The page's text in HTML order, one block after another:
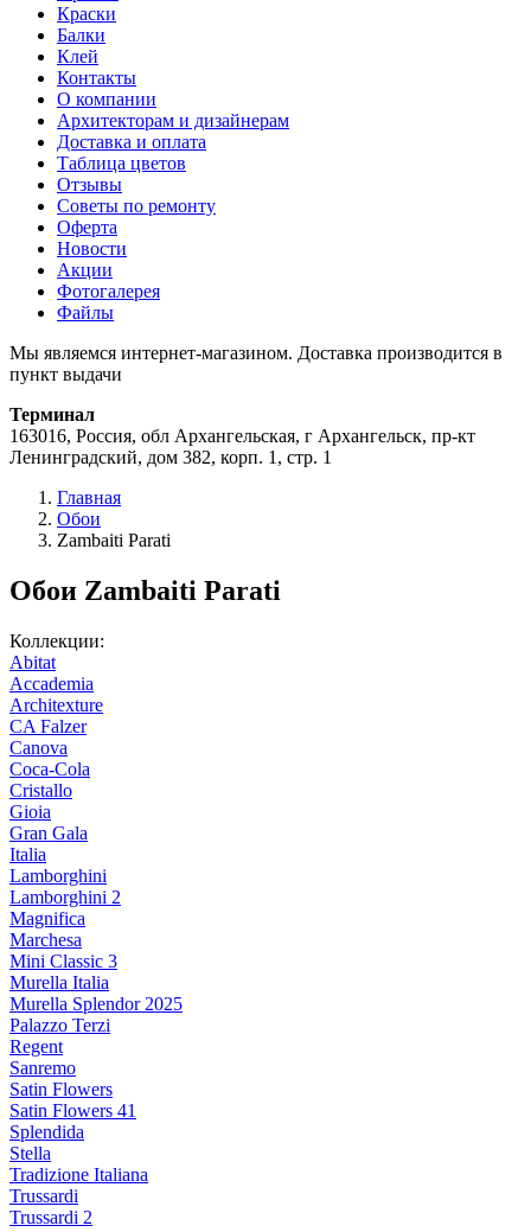
Краски
Балки
Клей
Контакты
О компании
Архитекторам и дизайнерам
Доставка и оплата
Таблица цветов
Отзывы
Советы по ремонту
Оферта
Новости
Акции
Фотогалерея
Файлы
Мы являемся интернет-магазином. Доставка производится в
пункт выдачи
Терминал
163016, Россия, обл Архангельская, г Архангельск, пр-кт
Ленинградский, дом 382, корп. 1, стр. 1
Главная
Обои
Zambaiti Parati
Обои Zambaiti Parati
Коллекции:
Abitat
Accademia
Architexture
CA Falzer
Canova
Coca-Cola
Cristallo
Gioia
Gran Gala
Italia
Lamborghini
Lamborghini 2
Magnifica
Marchesa
Mini Classic 3
Murella Italia
Murella Splendor 2025
Palazzo Terzi
Regent
Sanremo
Satin Flowers
Satin Flowers 41
Splendida
Stella
Tradizione Italiana
Trussardi
Trussardi 2